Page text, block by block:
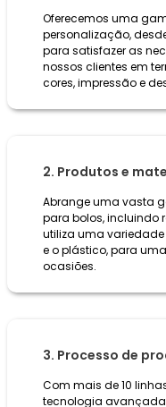
Oferecemos uma
personalização,
para satisfazer as
nossos clientes em
cores, impressão e
2. Produtos e
Abrange uma vasta
para bolos, incluindo
utiliza uma
e o plástico, para
ocasiões.
3. Processo de
Com mais de 10
tecnologia